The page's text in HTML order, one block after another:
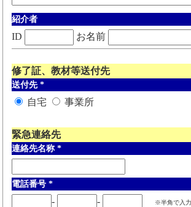
紹介者
ID お名前
修了証、教材等送付先
送付先 *
自宅 事業所
緊急連絡先
連絡先名称 *
電話番号 *
- - ※半角で入